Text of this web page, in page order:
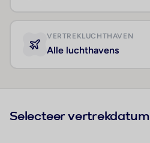
VERTREKLUCHTHAVEN
Alle luchthavens
Selecteer vertrekdatum